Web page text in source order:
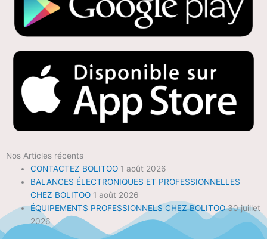
Nos Articles récents
CONTACTEZ BOLITOO 1 août 2026
BALANCES ÉLECTRONIQUES ET PROFESSIONNELLES
CHEZ BOLITOO 1 août 2026
ÉQUIPEMENTS PROFESSIONNELS CHEZ BOLITOO 30 juillet
2026